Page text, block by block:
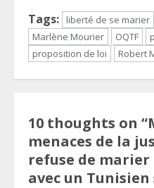
Tags: liberté de se marier
Marlène Mourier
OQTF
proposition de loi
Robert
10 thoughts on “
menaces de la
refuse de marier
avec un